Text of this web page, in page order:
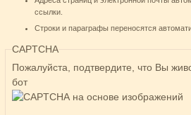
ссылки.
Строки и параграфы переносятся
CAPTCHA
Пожалуйста, подтвердите, что Вы
бот